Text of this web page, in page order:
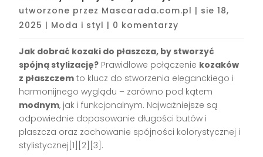
utworzone przez Mascarada.com.pl | sie 18,
2025 | Moda i styl | 0 komentarzy
Jak dobrać kozaki do płaszcza, by stworzyć
spójną stylizację? Prawidłowe połączenie kozaków
z płaszczem to klucz do stworzenia eleganckiego i
harmonijnego wyglądu – zarówno pod kątem
modnym, jak i funkcjonalnym. Najważniejsze są
odpowiednie dopasowanie długości butów i
płaszcza oraz zachowanie spójności kolorystycznej i
stylistycznej[1][2][3].